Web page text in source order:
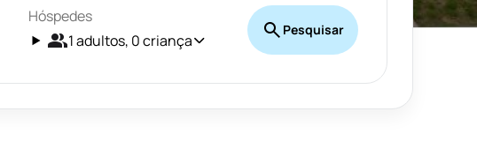
Hóspedes
1 adultos, 0 criança
Pesquisar